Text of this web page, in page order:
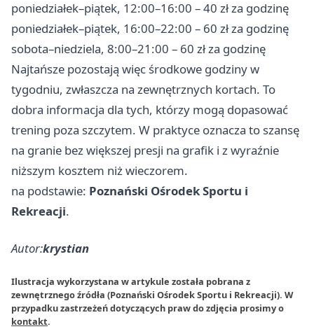
poniedziałek–piątek, 12:00–16:00 – 40 zł za godzinę
poniedziałek–piątek, 16:00–22:00 – 60 zł za godzinę
sobota–niedziela, 8:00–21:00 – 60 zł za godzinę
Najtańsze pozostają więc środkowe godziny w
tygodniu, zwłaszcza na zewnętrznych kortach. To
dobra informacja dla tych, którzy mogą dopasować
trening poza szczytem. W praktyce oznacza to szansę
na granie bez większej presji na grafik i z wyraźnie
niższym kosztem niż wieczorem.
na podstawie: Poznański Ośrodek Sportu i
Rekreacji.
Autor:krystian
Ilustracja wykorzystana w artykule została pobrana z
zewnętrznego źródła (Poznański Ośrodek Sportu i Rekreacji). W
przypadku zastrzeżeń dotyczących praw do zdjęcia prosimy o
kontakt.